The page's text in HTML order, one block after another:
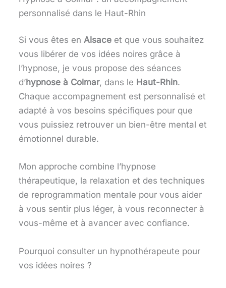
personnalisé dans le Haut-Rhin
Si vous êtes en Alsace et que vous souhaitez
vous libérer de vos idées noires grâce à
l’hypnose, je vous propose des séances
d’hypnose à Colmar, dans le Haut-Rhin.
Chaque accompagnement est personnalisé et
adapté à vos besoins spécifiques pour que
vous puissiez retrouver un bien-être mental et
émotionnel durable.
Mon approche combine l’hypnose
thérapeutique, la relaxation et des techniques
de reprogrammation mentale pour vous aider
à vous sentir plus léger, à vous reconnecter à
vous-même et à avancer avec confiance.
Pourquoi consulter un hypnothérapeute pour
vos idées noires ?